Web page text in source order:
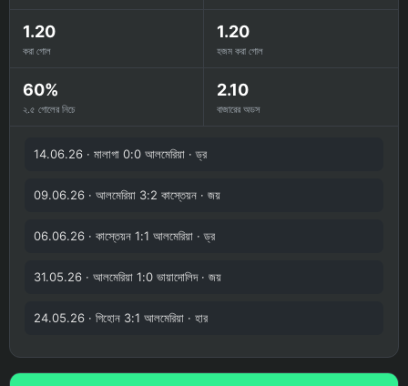
1.20
করা গোল
1.20
হজম করা গোল
60%
২.৫ গোলের নিচে
2.10
বাজারের অডস
14.06.26 · মালাগা 0:0 আলমেরিয়া · ড্র
09.06.26 · আলমেরিয়া 3:2 কাস্তেয়ন · জয়
06.06.26 · কাস্তেয়ন 1:1 আলমেরিয়া · ড্র
31.05.26 · আলমেরিয়া 1:0 ভায়াদোলিদ · জয়
24.05.26 · গিহোন 3:1 আলমেরিয়া · হার